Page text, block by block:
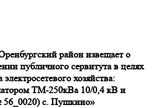
район извещает о
публичного сервитута в целях
хозяйства:
ТМ-250кВа 10/0,4 кВ и
с. Пушкино»